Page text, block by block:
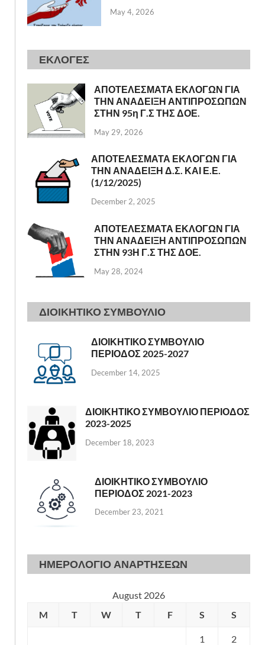
May 4, 2026
ΕΚΛΟΓΕΣ
ΑΠΟΤΕΛΕΣΜΑΤΑ ΕΚΛΟΓΩΝ ΓΙΑ
ΤΗΝ ΑΝΑΔΕΙΞΗ ΑΝΤΙΠΡΟΣΩΠΩΝ
ΣΤΗΝ 95η Γ.Σ ΤΗΣ ΔΟΕ.
May 29, 2026
ΑΠΟΤΕΛΕΣΜΑΤΑ ΕΚΛΟΓΩΝ ΓΙΑ
ΤΗΝ ΑΝΑΔΕΙΞΗ Δ.Σ. ΚΑΙ Ε.Ε.
(1/12/2025)
December 2, 2025
ΑΠΟΤΕΛΕΣΜΑΤΑ ΕΚΛΟΓΩΝ ΓΙΑ
ΤΗΝ ΑΝΑΔΕΙΞΗ ΑΝΤΙΠΡΟΣΩΠΩΝ
ΣΤΗΝ 93Η Γ.Σ ΤΗΣ ΔΟΕ.
May 28, 2024
ΔΙΟΙΚΗΤΙΚΟ ΣΥΜΒΟΥΛΙΟ
ΔΙΟΙΚΗΤΙΚΟ ΣΥΜΒΟΥΛΙΟ
ΠΕΡΙΟΔΟΣ 2025-2027
December 14, 2025
ΔΙΟΙΚΗΤΙΚΟ ΣΥΜΒΟΥΛΙΟ ΠΕΡΙΟΔΟΣ
2023-2025
December 18, 2023
ΔΙΟΙΚΗΤΙΚΟ ΣΥΜΒΟΥΛΙΟ
ΠΕΡΙΟΔΟΣ 2021-2023
December 23, 2021
ΗΜΕΡΟΛΟΓΙΟ ΑΝΑΡΤΗΣΕΩΝ
August 2026
M
T W T F S S
1 2